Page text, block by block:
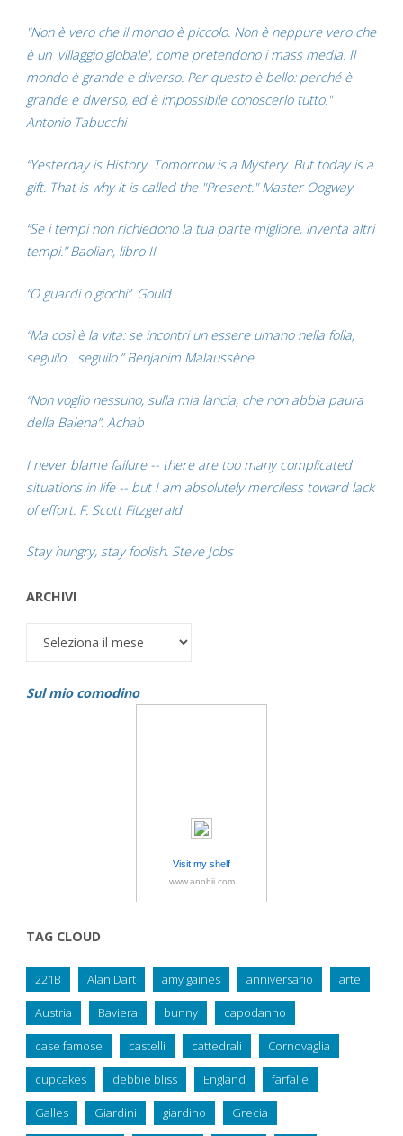
"Non è vero che il mondo è piccolo. Non è neppure vero che
è un 'villaggio globale', come pretendono i mass media. Il
mondo è grande e diverso. Per questo è bello: perché è
grande e diverso, ed è impossibile conoscerlo tutto."
Antonio Tabucchi
“Yesterday is History. Tomorrow is a Mystery. But today is a
gift. That is why it is called the "Present." Master Oogway
“Se i tempi non richiedono la tua parte migliore, inventa altri
tempi.” Baolian, libro II
“O guardi o giochi”. Gould
“Ma così è la vita: se incontri un essere umano nella folla,
seguilo... seguilo.” Benjanim Malaussène
“Non voglio nessuno, sulla mia lancia, che non abbia paura
della Balena”. Achab
I never blame failure -- there are too many complicated
situations in life -- but I am absolutely merciless toward lack
of effort. F. Scott Fitzgerald
Stay hungry, stay foolish. Steve Jobs
ARCHIVI
Archivi
Sul mio comodino
Visit my shelf
www.anobii.com
TAG CLOUD
221B Alan Dart amy gaines anniversario arte
Austria Baviera bunny capodanno
case famose castelli cattedrali Cornovaglia
cupcakes debbie bliss England farfalle
Galles Giardini giardino Grecia